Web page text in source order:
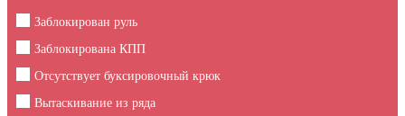
Заблокирован руль
Заблокирована КПП
Отсутствует буксировочный крюк
Вытаскивание из ряда